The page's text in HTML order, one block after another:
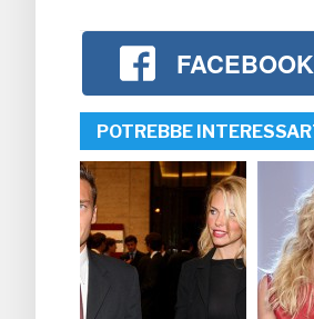
FACEBOOK
POTREBBE